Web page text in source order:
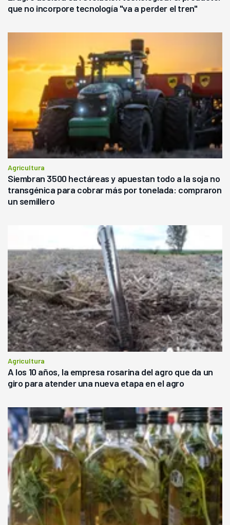
que no incorpore tecnología "va a perder el tren"
Agricultura
Siembran 3500 hectáreas y apuestan todo a la soja no
transgénica para cobrar más por tonelada: compraron
un semillero
Agricultura
A los 10 años, la empresa rosarina del agro que da un
giro para atender una nueva etapa en el agro